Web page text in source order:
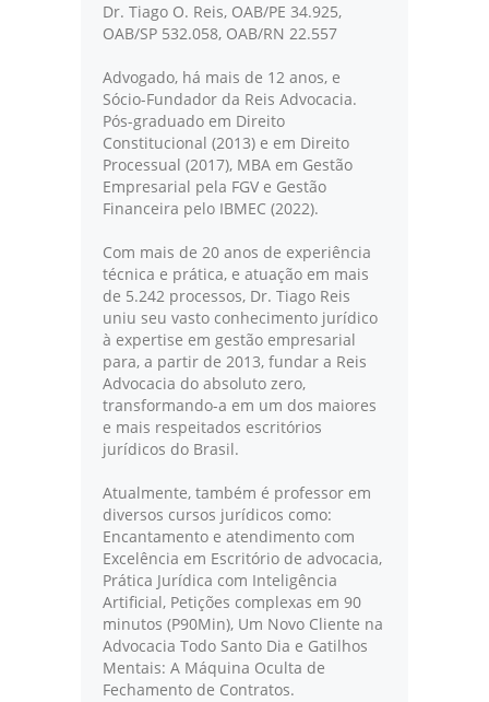
Dr. Tiago O. Reis, OAB/PE 34.925,
OAB/SP 532.058, OAB/RN 22.557
Advogado, há mais de 12 anos, e
Sócio-Fundador da Reis Advocacia.
Pós-graduado em Direito
Constitucional (2013) e em Direito
Processual (2017), MBA em Gestão
Empresarial pela FGV e Gestão
Financeira pelo IBMEC (2022).
Com mais de 20 anos de experiência
técnica e prática, e atuação em mais
de 5.242 processos, Dr. Tiago Reis
uniu seu vasto conhecimento jurídico
à expertise em gestão empresarial
para, a partir de 2013, fundar a Reis
Advocacia do absoluto zero,
transformando-a em um dos maiores
e mais respeitados escritórios
jurídicos do Brasil.
Atualmente, também é professor em
diversos cursos jurídicos como:
Encantamento e atendimento com
Excelência em Escritório de advocacia,
Prática Jurídica com Inteligência
Artificial, Petições complexas em 90
minutos (P90Min), Um Novo Cliente na
Advocacia Todo Santo Dia e Gatilhos
Mentais: A Máquina Oculta de
Fechamento de Contratos.